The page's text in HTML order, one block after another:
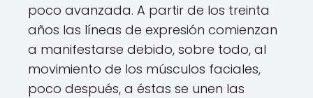
poco avanzada. A partir de los treinta
años las líneas de expresión comienzan
a manifestarse debido, sobre todo, al
movimiento de los músculos faciales,
poco después, a éstas se unen las